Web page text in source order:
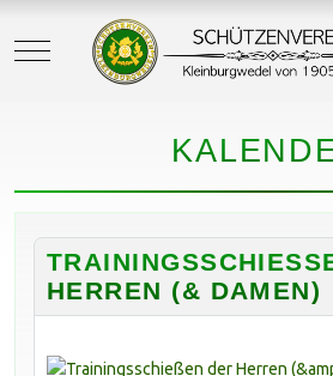
Mobile Menu Toggle
ERREN (& DAMEN)